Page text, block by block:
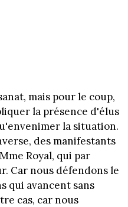
mais pour le coup,
la présence d'élus
la situation.
des manifestants
Royal, qui par
Car nous défendons le
qui avancent sans
cas, car nous